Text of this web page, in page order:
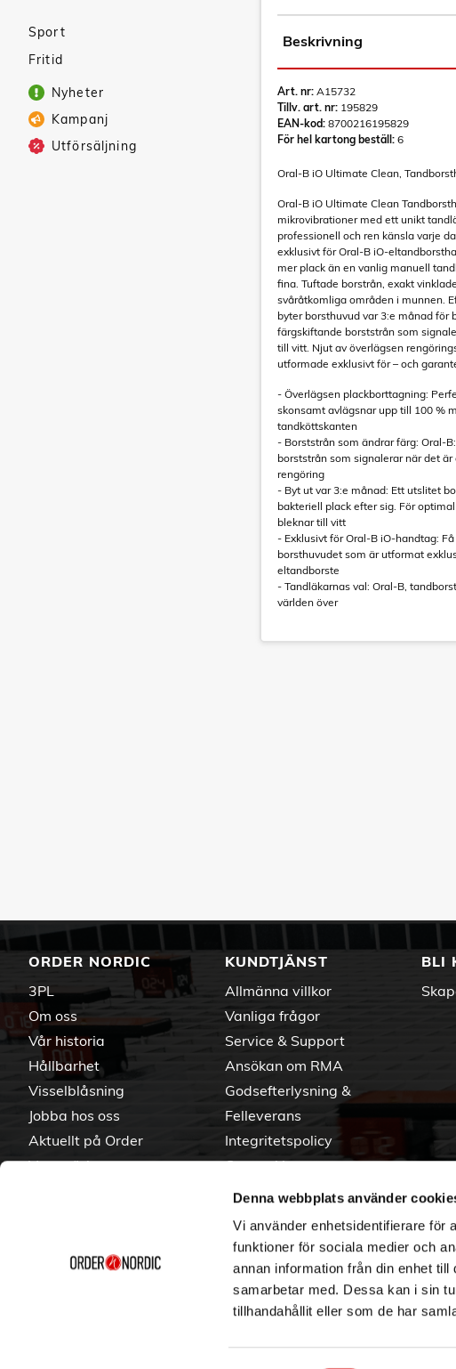
Denna webbplats använder
Vi använder enhetsidentifierare för
funktioner för sociala medier och
annan information från din enhet
samarbetar med. Dessa kan i sin
tillhandahållit eller som de har
Sport
Fritid
Nyheter
Kampanj
Utförsäljning
Beskrivning
Art. nr: A15732
Tillv. art. nr: 195829
EAN-kod: 8700216195829
För hel kartong beställ: 6
Oral-B iO Ultimate Clean,
Oral-B iO Ultimate Clean
mikrovibrationer med ett unikt
professionell och ren känsla varje
exklusivt för Oral-B iO-
mer plack än en vanlig manuell
fina. Tuftade borstrån, exakt
svåråtkomliga områden i munnen.
byter borsthuvud var 3:e månad
färgskiftande borststrån som
till vitt. Njut av överlägsen
utformade exklusivt för – och
- Överlägsen plackborttagning:
skonsamt avlägsnar upp till 100 %
tandköttskanten
- Borststrån som ändrar färg: Oral-
borststrån som signalerar när det
rengöring
- Byt ut var 3:e månad: Ett utslitet
bakteriell plack efter sig. För
bleknar till vitt
- Exklusivt för Oral-B iO-handtag:
borsthuvudet som är utformat
eltandborste
- Tandläkarnas val: Oral-B,
världen över
ORDER NORDIC
3PL
Om oss
Vår historia
Hållbarhet
Visselblåsning
Jobba hos oss
Aktuellt på Order
Varumärken
KUNDTJÄNST
Allmänna villkor
Vanliga frågor
Service & Support
Ansökan om RMA
Godsefterlysning &
Felleverans
Integritetspolicy
Om cookies
BLI